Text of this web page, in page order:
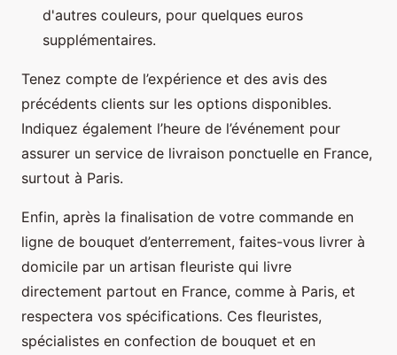
d'autres couleurs, pour quelques euros
supplémentaires.
Tenez compte de l’expérience et des avis des
précédents clients sur les options disponibles.
Indiquez également l’heure de l’événement pour
assurer un service de livraison ponctuelle en France,
surtout à Paris.
Enfin, après la finalisation de votre commande en
ligne de bouquet d’enterrement, faites-vous livrer à
domicile par un artisan fleuriste qui livre
directement partout en France, comme à Paris, et
respectera vos spécifications. Ces fleuristes,
spécialistes en confection de bouquet et en